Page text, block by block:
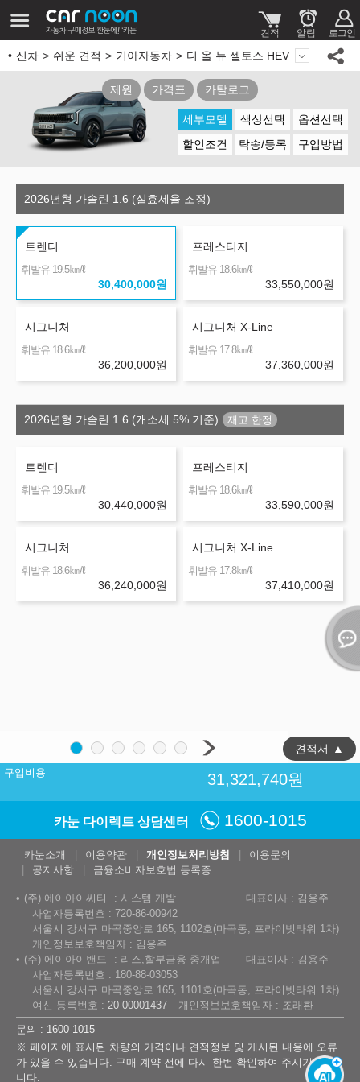
신차 쉬운 견적 기아자동차 디 올 뉴 셀토스 HEV
제원 가격표 카탈로그
세부모델 색상선택
옵션선택
할인조건
탁송/등록 구입방법
2026년형 가솔린 1.6 (실효세율 조정)
트렌디
휘발유 19.5㎞/ℓ
30,400,000원
프레스티지
휘발유 18.6㎞/ℓ
33,550,000원
시그니처
휘발유 18.6㎞/ℓ
36,200,000원
시그니처 X-Line
휘발유 17.8㎞/ℓ
37,360,000원
2026년형 가솔린 1.6 (개소세 5% 기준)
트렌디
휘발유 19.5㎞/ℓ
30,440,000원
프레스티지
휘발유 18.6㎞/ℓ
33,590,000원
시그니처
휘발유 18.6㎞/ℓ
36,240,000원
시그니처 X-Line
휘발유 17.8㎞/ℓ
37,410,000원
구입비용 31,321,740원
견적서 ▲
카눈 다이렉트 상담센터 1600-1015
카눈소개 이용약관 개인정보처리방침
이용문의
공지사항
금융소비자보호법 등록증
(주) 에이아이씨티 시스템 개발
대표이사 : 김용주
사업자등록번호 : 720-86-00942
서울시 강서구 마곡중앙로 165, 1102호(마곡동, 프라이빗타워 1차)
개인정보보호책임자 : 김용주
(주) 에이아이밴드
리스,할부금융 중개업
대표이사 : 김용주
사업자등록번호 : 180-88-03053
서울시 강서구 마곡중앙로 165, 1101호(마곡동, 프라이빗타워 1차)
여신 등록번호 : 20-00001437
개인정보보호책임자 : 조래환
문의 : 1600-1015
※ 페이지에 표시된 차량의 가격이나 견적정보 및 게시된 내용에 오류
가 있을 수 있습니다. 구매 계약 전에 다시 한번 확인하여 주시기 바랍
니다.